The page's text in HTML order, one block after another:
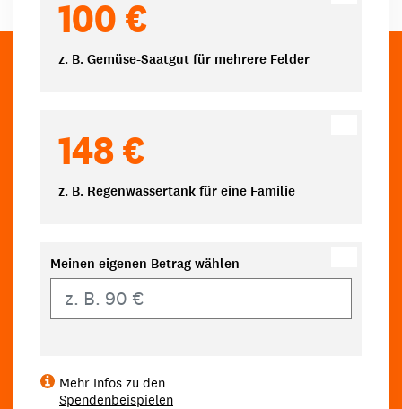
100 €
z. B. Gemüse-Saatgut für mehrere Felder
148 €
z. B. Regenwassertank für eine Familie
Meinen eigenen Betrag wählen
Mehr Infos zu den
Spendenbeispielen